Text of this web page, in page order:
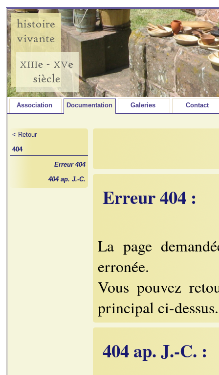
Association Documentation Galeries Contact
< Retour
404
Erreur 404
404 ap. J.-C.
Erreur 404 :
La page
erronée.
Vous pouvez
principal ci-dessus.
404 ap. J.-C. :